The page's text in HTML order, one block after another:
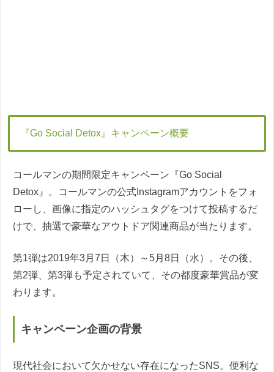
『Go Social Detox』キャンペーン概要
コールマンの期間限定キャンペーン『Go Social
Detox』。コールマンの公式Instagramアカウントをフォ
ローし、画像に指定のハッシュタグをつけて投稿するだ
けで、抽選で豪華なアウトドア関連商品が当たります。
第1弾は2019年3月7日（木）～5月8日（水）。その後、
第2弾、第3弾も予定されていて、その都度豪華賞品が変
わります。
キャンペーン企画の背景
現代社会において欠かせない存在になったSNS。便利な